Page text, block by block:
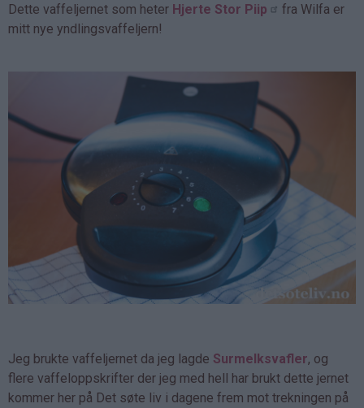
Dette vaffeljernet som heter Hjerte Stor Piip
fra Wilfa er
mitt nye yndlingsvaffeljern!
Jeg brukte vaffeljernet da jeg lagde Surmelksvafler, og
flere vaffeloppskrifter der jeg med hell har brukt dette jernet
kommer her på Det søte liv i dagene frem mot trekningen på